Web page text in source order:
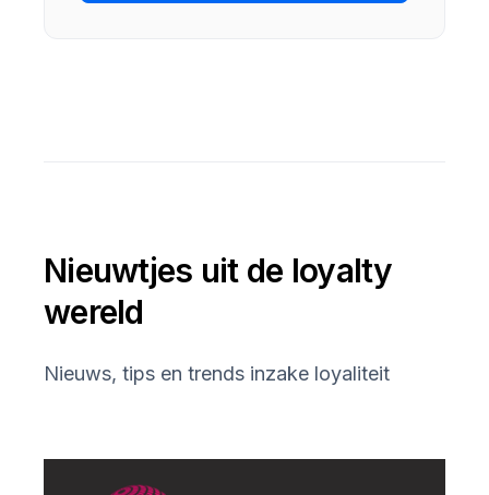
Nieuwtjes uit de loyalty
wereld
Nieuws, tips en trends inzake loyaliteit